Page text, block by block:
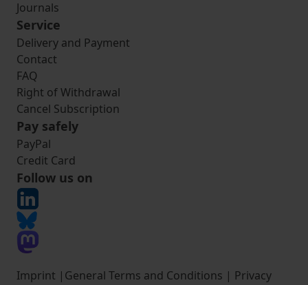
Journals
Service
Delivery and Payment
Contact
FAQ
Right of Withdrawal
Cancel Subscription
Pay safely
PayPal
Credit Card
Follow us on
Imprint | General Terms and Conditions | Privacy